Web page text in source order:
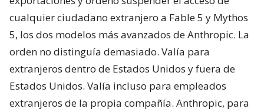
cualquier ciudadano extranjero a Fable 5 y Mythos
5, los dos modelos más avanzados de Anthropic. La
orden no distinguía demasiado. Valía para
extranjeros dentro de Estados Unidos y fuera de
Estados Unidos. Valía incluso para empleados
extranjeros de la propia compañía. Anthropic, para